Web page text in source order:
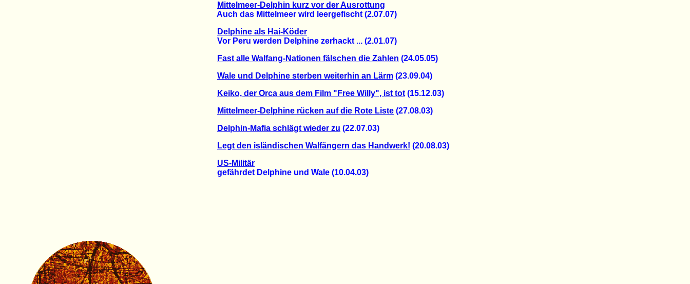
Mittelmeer-Delphin kurz vor der Ausrottung
Auch das Mittelmeer wird leergefischt (2.07.07)
Delphine als Hai-Köder
Vor Peru werden Delphine zerhackt ... (2.01.07)
Fast alle Walfang-Nationen fälschen die Zahlen (24.05.05)
Wale und Delphine sterben weiterhin an Lärm (23.09.04)
Keiko, der Orca aus dem Film "Free Willy", ist tot(15.12.03)
Mittelmeer-Delphine rücken auf die Rote Liste (27.08.03)
Delphin-Mafia schlägt wieder zu (22.07.03)
Legt den isländischen Walfängern das Handwerk! (20.08.03)
US-Militär
gefährdet Delphine und Wale (10.04.03)